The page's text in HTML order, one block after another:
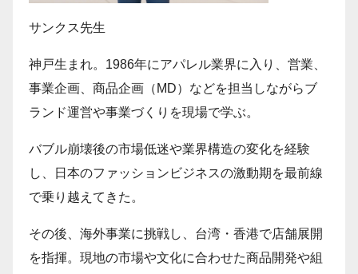
サンクス先生
神戸生まれ。1986年にアパレル業界に入り、営業、
事業企画、商品企画（MD）などを担当しながらブ
ランド運営や事業づくりを現場で学ぶ。
バブル崩壊後の市場低迷や業界構造の変化を経験
し、日本のファッションビジネスの激動期を最前線
で乗り越えてきた。
その後、海外事業に挑戦し、台湾・香港で店舗展開
を指揮。現地の市場や文化に合わせた商品開発や組